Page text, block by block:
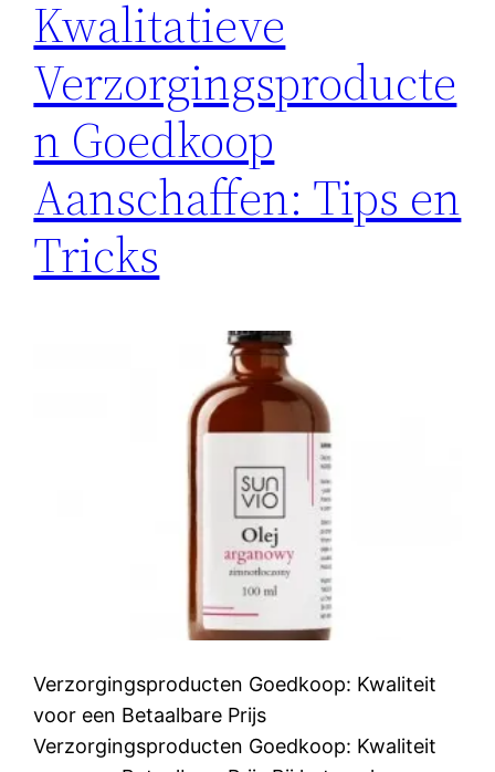
Kwalitatieve
Verzorgingsproducte
n Goedkoop
Aanschaffen: Tips en
Tricks
Verzorgingsproducten Goedkoop: Kwaliteit
voor een Betaalbare Prijs
Verzorgingsproducten Goedkoop: Kwaliteit